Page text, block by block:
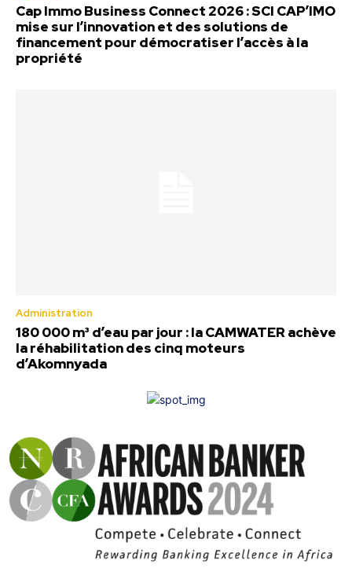
Cap Immo Business Connect 2026 : SCI CAP’IMO
mise sur l’innovation et des solutions de
financement pour démocratiser l’accès à la
propriété
Administration
180 000 m³ d’eau par jour : la CAMWATER achève
la réhabilitation des cinq moteurs
d’Akomnyada